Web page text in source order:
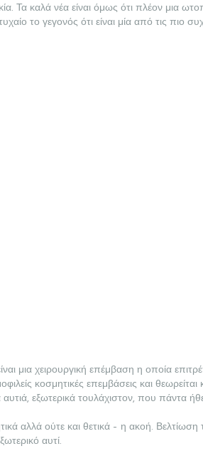
καλά νέα είναι όμως ότι πλέον μια
το γεγονός ότι είναι μία από τις πιο
μια χειρουργική επέμβαση η οποία
κοσμητικές επεμβάσεις και
εξωτερικά τουλάχιστον, που πάντα
αλλά ούτε και θετικά – η ακοή.
αυτί.